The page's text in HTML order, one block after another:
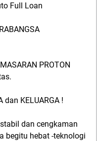
Full Loan
PROTON
dan KELUARGA !
dan cengkaman
begitu hebat -teknologi